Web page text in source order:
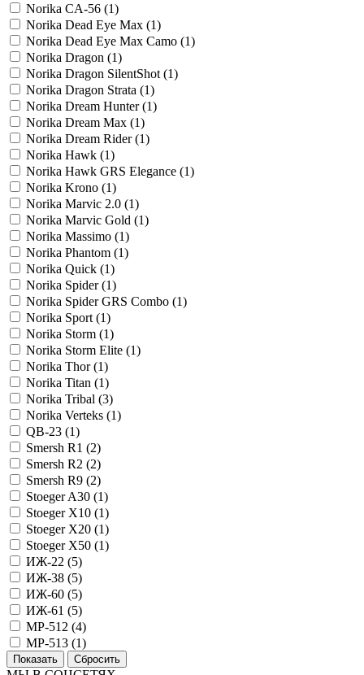
Norika CA-56 (1)
Norika Dead Eye Max (1)
Norika Dead Eye Max Camo (1)
Norika Dragon (1)
Norika Dragon SilentShot (1)
Norika Dragon Strata (1)
Norika Dream Hunter (1)
Norika Dream Max (1)
Norika Dream Rider (1)
Norika Hawk (1)
Norika Hawk GRS Elegance (1)
Norika Krono (1)
Norika Marvic 2.0 (1)
Norika Marvic Gold (1)
Norika Massimo (1)
Norika Phantom (1)
Norika Quick (1)
Norika Spider (1)
Norika Spider GRS Combo (1)
Norika Sport (1)
Norika Storm (1)
Norika Storm Elite (1)
Norika Thor (1)
Norika Titan (1)
Norika Tribal (3)
Norika Verteks (1)
QB-23 (1)
Smersh R1 (2)
Smersh R2 (2)
Smersh R9 (2)
Stoeger A30 (1)
Stoeger X10 (1)
Stoeger X20 (1)
Stoeger X50 (1)
ИЖ-22 (5)
ИЖ-38 (5)
ИЖ-60 (5)
ИЖ-61 (5)
МР-512 (4)
МР-513 (1)